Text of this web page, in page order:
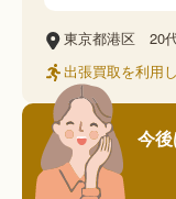
東京都港区 20
出張買取を利用
今